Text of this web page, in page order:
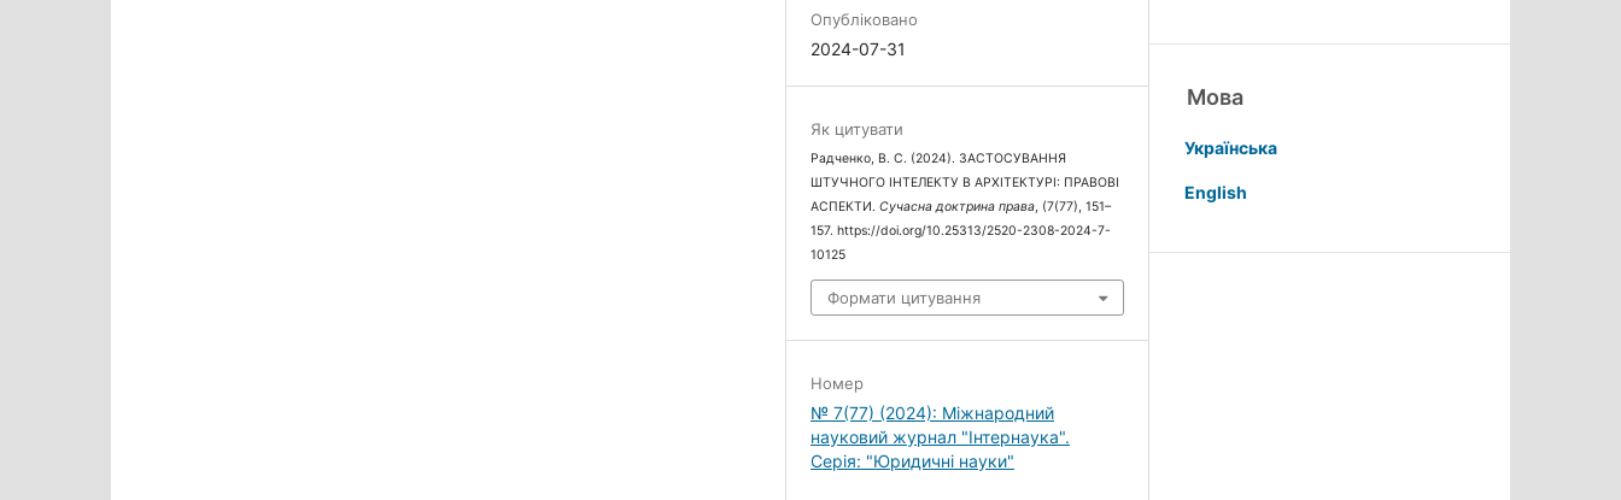
Опубліковано
2024-07-31
Як цитувати
Радченко, В. С. (2024). ЗАСТОСУВАННЯ
ШТУЧНОГО ІНТЕЛЕКТУ В АРХІТЕКТУРІ: ПРАВОВІ
АСПЕКТИ.Сучасна доктрина права , (7(77), 151–
157. https://doi.org/10.25313/2520-2308-2024-7-
10125
Формати цитування
Номер
№ 7(77) (2024): Міжнародний
науковий журнал "Інтернаука".
Серія: "Юридичні науки"
Мова
Українська
English